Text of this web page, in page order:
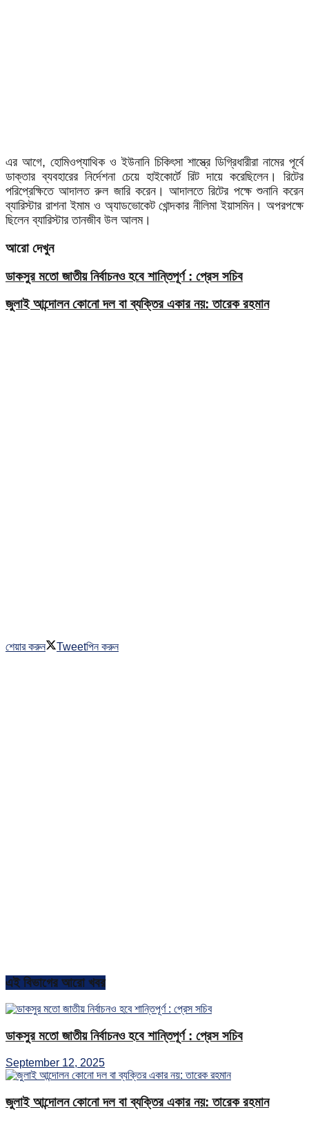
এর আগে, হোমিওপ্যাথিক ও ইউনানি চিকিৎসা শাস্ত্রে ডিগ্রিধারীরা নামের পূর্বে
ডাক্তার ব্যবহারের নির্দেশনা চেয়ে হাইকোর্টে রিট দায়ে করেছিলেন। রিটের
পরিপ্রেক্ষিতে আদালত রুল জারি করেন। আদালতে রিটের পক্ষে শুনানি করেন
ব্যারিস্টার রাশনা ইমাম ও অ্যাডভোকেট খোন্দকার নীলিমা ইয়াসমিন। অপরপক্ষে
ছিলেন ব্যারিস্টার তানজীব উল আলম।
আরো দেখুন
ডাকসুর মতো জাতীয় নির্বাচনও হবে শান্তিপূর্ণ : প্রেস সচিব
জুলাই আন্দোলন কোনো দল বা ব্যক্তির একার নয়: তারেক রহমান
শেয়ার করুন Tweetপিন করুন
এই বিভাগের আরো খবর
ডাকসুর মতো জাতীয় নির্বাচনও হবে শান্তিপূর্ণ : প্রেস সচিব
September 12, 2025
জুলাই আন্দোলন কোনো দল বা ব্যক্তির একার নয়: তারেক রহমান